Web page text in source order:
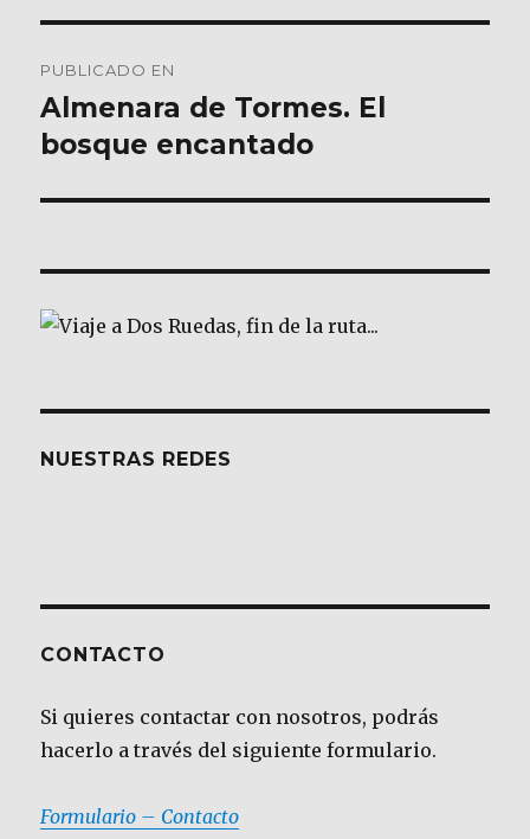
de
entradas
PUBLICADO EN
Almenara de Tormes. El
bosque encantado
NUESTRAS REDES
CONTACTO
Si quieres contactar con nosotros, podrás
hacerlo a través del siguiente formulario.
Formulario – Contacto